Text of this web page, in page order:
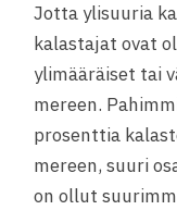
Jotta ylisuuria
kalastajat ovat
ylimääräiset tai
mereen.
prosenttia
mereen, suuri
on ollut